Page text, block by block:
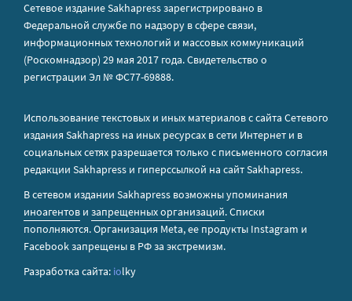
Сетевое издание Sakhapress зарегистрировано в
Федеральной службе по надзору в сфере связи,
информационных технологий и массовых коммуникаций
(Роскомнадзор) 29 мая 2017 года. Свидетельство о
регистрации Эл № ФС77-69888.
Использование текстовых и иных материалов с сайта Сетевого
издания Sakhapress на иных ресурсах в сети Интернет и в
социальных сетях разрешается только с письменного согласия
редакции Sakhapress и гиперссылкой на сайт Sakhapress.
В сетевом издании Sakhapress возможны упоминания
иноагентов и запрещенных организаций. Списки
пополняются. Организация Metа, ее продукты Instagram и
Facebook запрещены в РФ за экстремизм.
Разработка сайта: iolky